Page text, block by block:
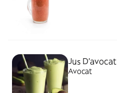
Jus D'avocat
Avocat